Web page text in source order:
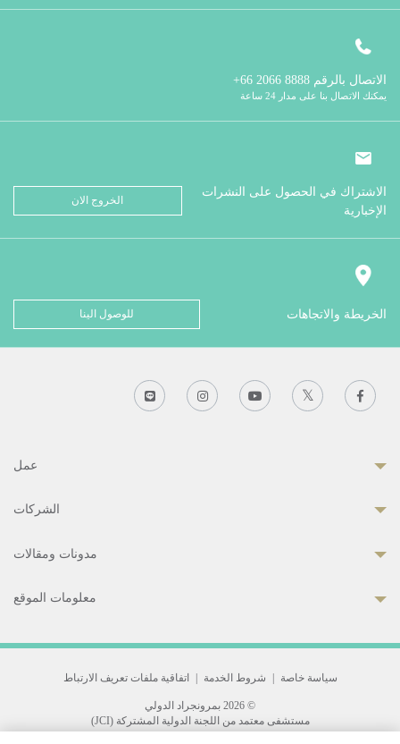
الاتصال بالرقم
يمكنك الاتصال بنا على مدار 24 ساعة
الاشتراك في الحصول على النشرات
الإخبارية
الخروج الان
الخريطة والاتجاهات للوصول الينا
عمل
الشركات
مدونات ومقالات
معلومات الموقع
سياسة خاصة شروط الخدمة اتفاقية ملفات تعريف الارتباط
© 2026 بمرونجراد الدولي
مستشفى معتمد من اللجنة الدولية المشتركة (JCI)